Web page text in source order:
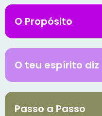
O Propósito
O teu espírito diz
Passo a Passo